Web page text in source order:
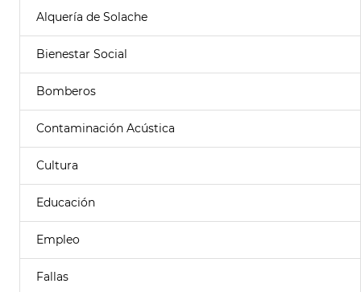
Alquería de Solache
Bienestar Social
Bomberos
Contaminación Acústica
Cultura
Educación
Empleo
Fallas